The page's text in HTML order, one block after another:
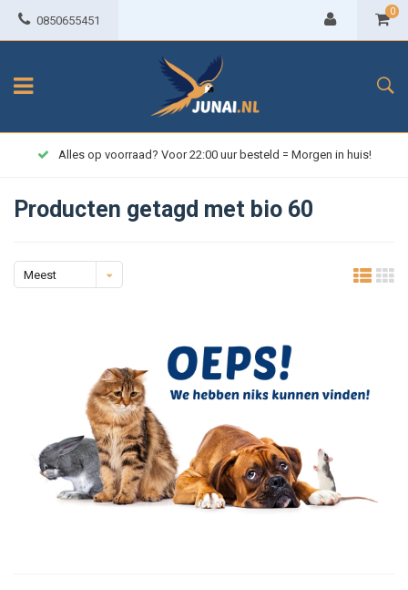
0850655451
0
Alles op voorraad? Voor 22:00 uur besteld = Morgen in huis!
Producten getagd met bio 60
Meest